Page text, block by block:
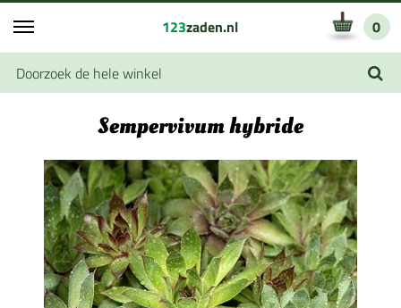
123zaden.nl 0
Sempervivum hybride